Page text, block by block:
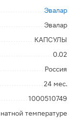
Эвалар
Эвалар
КАПСУЛЫ
0.02
Россия
24 мес.
1000510749
температуре